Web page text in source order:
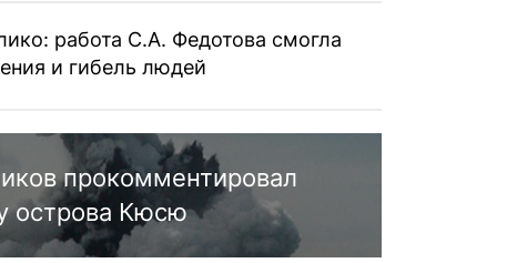
работа С.А. Федотова смогла
и гибель людей
прокомментировал
острова Кюсю